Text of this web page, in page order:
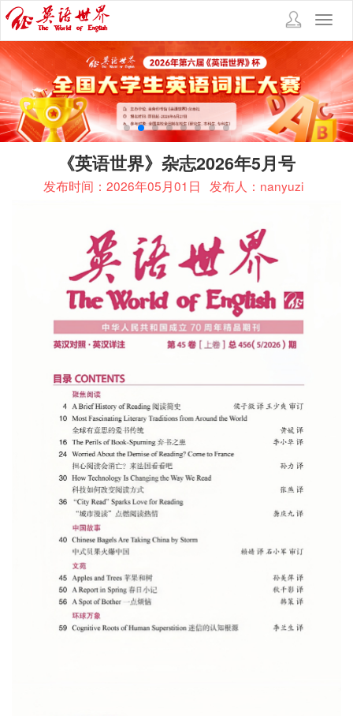
《英语世界》杂志2026年5月号
发布时间：2026年05月01日 发布人：nanyuzi